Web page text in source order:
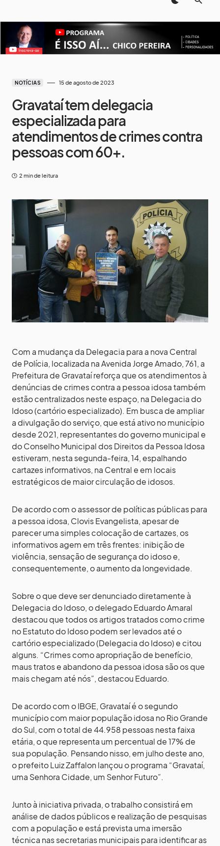
NOTÍCIAS 15 de agosto de 2023
Gravataí tem delegacia
especializada para
atendimentos de crimes contra
pessoas com 60+.
2 min de leitura
Com a mudança da Delegacia para a nova Central
de Polícia, localizada na Avenida Jorge Amado, 761, a
Prefeitura de Gravataí reforça que os atendimentos à
denúncias de crimes contra a pessoa idosa também
estão centralizados neste espaço, na Delegacia do
Idoso (cartório especializado). Em busca de ampliar
a divulgação do serviço, que está ativo no município
desde 2021, representantes do governo municipal e
do Conselho Municipal dos Direitos da Pessoa Idosa
estiveram, nesta segunda-feira, 14, espalhando
cartazes informativos, na Central e em locais
estratégicos de maior circulação de idosos.
De acordo com o assessor de políticas públicas para
a pessoa idosa, Clovis Evangelista, apesar de
parecer uma simples colocação de cartazes, os
informativos agem em três frentes: inibição de
violência, sensação de segurança do idoso e,
consequentemente, o aumento da longevidade.
Sobre o que deve ser denunciado diretamente à
Delegacia do Idoso, o delegado Eduardo Amaral
destacou que todos os artigos tratados como crime
no Estatuto do Idoso podem ser levados até o
cartório especializado (Delegacia do Idoso) e citou
alguns. “Crimes como apropriação de benefício,
maus tratos e abandono da pessoa idosa são os que
mais chegam até nós”, destacou Eduardo.
De acordo com o IBGE, Gravataí é o segundo
município com maior população idosa no Rio Grande
do Sul, com o total de 44.958 pessoas nesta faixa
etária, o que representa um percentual de 17% de
sua população. Pensando nisso, em julho deste ano,
o prefeito Luiz Zaffalon lançou o programa “Gravataí,
uma Senhora Cidade, um Senhor Futuro”.
Junto à iniciativa privada, o trabalho consistirá em
análise de dados públicos e realização de pesquisas
com a população e está prevista uma imersão
técnica nas secretarias municipais para identificar as